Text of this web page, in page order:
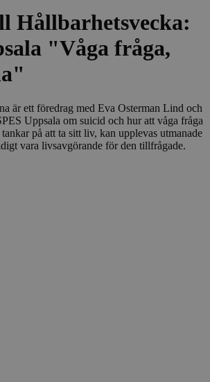
Hållbarhetsvecka:
"Våga fråga,
är ett föredrag med Eva Osterman Lind och
Uppsala om suicid och hur att våga fråga
på att ta sitt liv, kan upplevas utmanade
vara livsavgörande för den tillfrågade.